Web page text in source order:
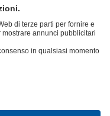
di ricambio